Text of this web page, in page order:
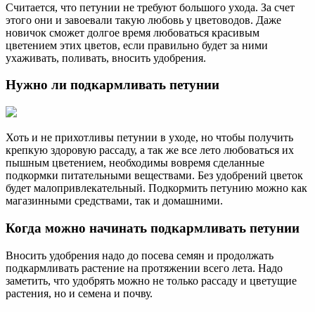
Считается, что петунии не требуют большого ухода. За счет
этого они и завоевали такую любовь у цветоводов. Даже
новичок сможет долгое время любоваться красивым
цветением этих цветов, если правильно будет за ними
ухаживать, поливать, вносить удобрения.
Нужно ли подкармливать петунии
Хоть и не прихотливы петунии в уходе, но чтобы получить
крепкую здоровую рассаду, а так же все лето любоваться их
пышным цветением, необходимы вовремя сделанные
подкормки питательными веществами. Без удобрений цветок
будет малопривлекательный. Подкормить петунию можно как
магазинными средствами, так и домашними.
Когда можно начинать подкармливать петунии
Вносить удобрения надо до посева семян и продолжать
подкармливать растение на протяжении всего лета. Надо
заметить, что удобрять можно не только рассаду и цветущие
растения, но и семена и почву.